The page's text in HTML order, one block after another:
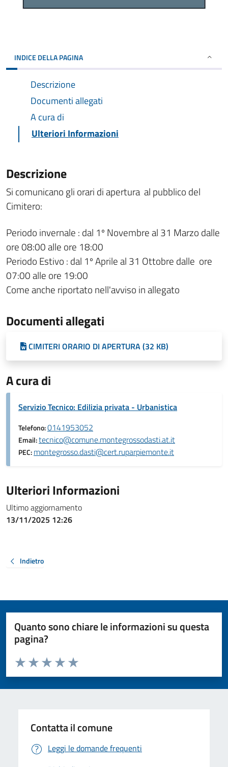
INDICE DELLA PAGINA
Descrizione
Documenti allegati
A cura di
Ulteriori Informazioni
Descrizione
Si comunicano gli orari di apertura al pubblico del
Cimitero:
Periodo invernale : dal 1º Novembre al 31 Marzo dalle
ore 08:00 alle ore 18:00
Periodo Estivo : dal 1º Aprile al 31 Ottobre dalle ore
07:00 alle ore 19:00
Come anche riportato nell'avviso in allegato
Documenti allegati
CIMITERI ORARIO DI APERTURA (32 KB)
A cura di
Servizio Tecnico: Edilizia privata - Urbanistica
Telefono:0141953052
Email:tecnico@comune.montegrossodasti.at.it
PEC:montegrosso.dasti@cert.ruparpiemonte.it
Ulteriori Informazioni
Ultimo aggiornamento
13/11/2025 12:26
Indietro
Quanto sono chiare le informazioni su questa
pagina?
Valuta da 1 a 5 stelle la pagina
Valuta 5 stelle su 5
Valuta 4 stelle su 5
Valuta 3 stelle su 5
Valuta 2 stelle su 5
Valuta 1 stelle su 5
Contatta il comune
Leggi le domande frequenti